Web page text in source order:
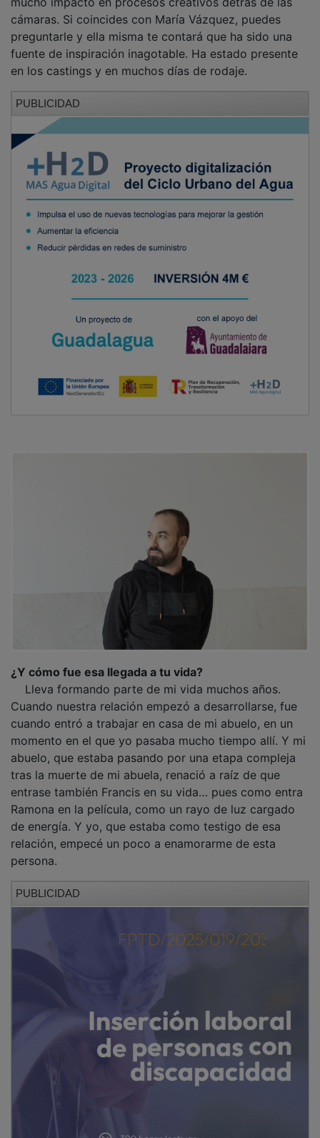
cámaras. Si coincides con María Vázquez, puedes
preguntarle y ella misma te contará que ha sido una
fuente de inspiración inagotable. Ha estado presente
en los castings y en muchos días de rodaje.
Lleva formando parte de mi vida muchos años.
Cuando nuestra relación empezó a desarrollarse, fue
cuando entró a trabajar en casa de mi abuelo, en un
momento en el que yo pasaba mucho tiempo allí. Y mi
abuelo, que estaba pasando por una etapa compleja
tras la muerte de mi abuela, renació a raíz de que
entrase también Francis en su vida… pues como entra
Ramona en la película, como un rayo de luz cargado
de energía. Y yo, que estaba como testigo de esa
relación, empecé un poco a enamorarme de esta
persona.